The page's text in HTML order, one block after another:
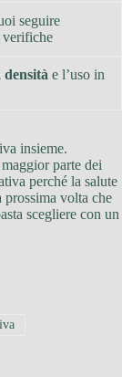
seguire
densità e l’uso in
insieme.
parte dei
perché la salute
volta che
scegliere con un